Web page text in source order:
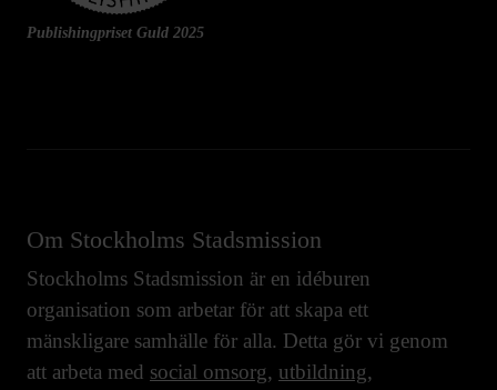
Publishingpriset Guld 2025
Om Stockholms Stadsmission
Stockholms Stadsmission är en idéburen
organisation som arbetar för att skapa ett
mänskligare samhälle för alla. Detta gör vi genom
att arbeta med social omsorg, utbildning,